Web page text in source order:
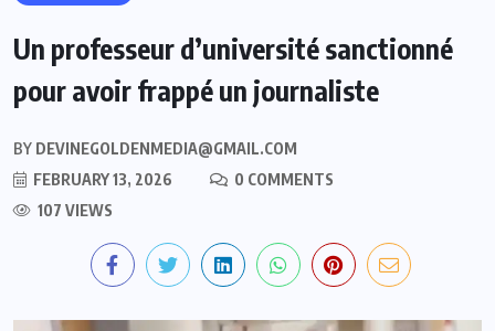
Un professeur d’université sanctionné
pour avoir frappé un journaliste
BY DEVINEGOLDENMEDIA@GMAIL.COM
FEBRUARY 13, 2026
0 COMMENTS
107 VIEWS